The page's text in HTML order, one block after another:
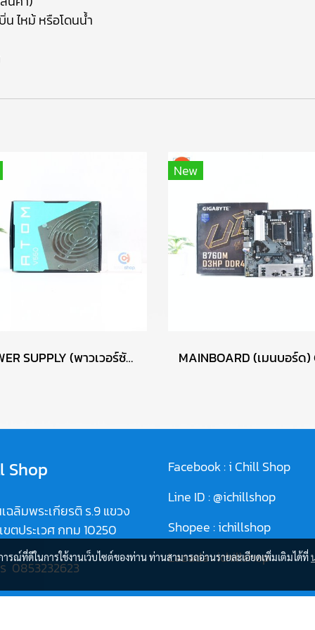
ไหม้ หรือโดนน้ำ
POWER SUPPLY (พาวเวอร์ซัพพลาย) ANTEC ATOM V550 550W P13722
New
Shop
ฉลิมพระเกียรติ ร.9 แขวง
ขตประเวศ กทม 10250
0853232623
Facebook :i Chill Shop
Line ID :@ichillshop
Shopee :ichillshop
Lazada :ichillshop
ณ์ที่ดีในการใช้งานเว็บไซต์ของท่าน ท่านสามารถอ่านรายละเอียดเพิ่มเติมได้ที่